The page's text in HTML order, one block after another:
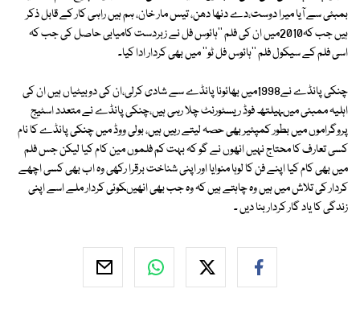
بمبئی سے آیا میرا دوست،دے دنھا دھن، تیس مار خان، ہم ہیں راہی کار کے قابل ذکر
ہیں جب کہ2010میں ان کی فلم ''ہائوس فل نے زبردست کامیابی حاصل کی جب کہ
اسی فلم کے سیکول فلم ''ہائوس فل ٹو'' میں بھی کردار ادا کیا۔
چنکی پانڈے نے1998میں بھائونا پانڈے سے شادی کرلی،ان کی دوبیٹیاں ہیں ان کی
اہلیہ ممبئی میںہیلتھ فوڈ ریسٹورنٹ چلا رہی ہیں،چنکی پانڈے نے متعدد اسٹیج
پروگراموں میں بطور کمپئیر بھی حصہ لیتے رہیں ہیں، بولی ووڈ میں چنکی پانڈے کا نام
کسی تعارف کا محتاج نہیں انھوں نے گو کہ بہت کم فلموں مین کام کیا لیکن جس فلم
میں بھی کام کیا اپنے فن کا لوہا منوایا اور اپنی شناخت برقرا رکھی وہ اب بھی کسی اچھے
کردار کی تلاش میں ہیں وہ چاہتے ہیں کہ وہ جب بھی انھیںکوئی کردار ملے اسے اپنی
زندگی کا یاد گار کردار بنا دیں ۔